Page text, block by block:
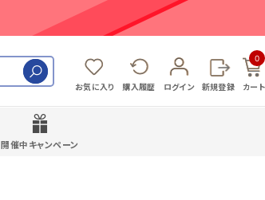
検索
お気に入り
購入履歴 ログイン 新規登録 カート
0
開催中キャンペーン